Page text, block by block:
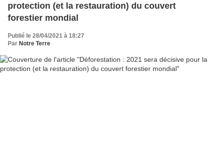
protection (et la restauration) du couvert
forestier mondial
Publié le 28/04/2021 à 18:27
Par Notre Terre